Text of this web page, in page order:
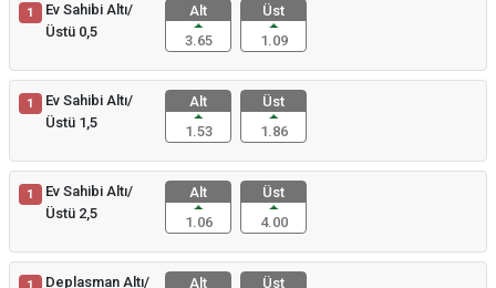
1
Ev Sahibi Altı/
Üstü 0,5
Alt
3.65
Üst
1.09
1
Ev Sahibi Altı/
Üstü 1,5
Alt
1.53
Üst
1.86
1
Ev Sahibi Altı/
Üstü 2,5
Alt
1.06
Üst
4.00
Deplasman Altı/
Alt
Üst